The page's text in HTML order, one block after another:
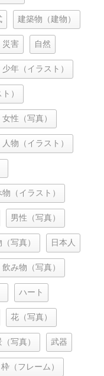
建築物（建物）
災害 自然
少年（イラスト）
）
女性（写真）
人物（イラスト）
（イラスト）
男性（写真）
写真） 日本人
飲み物（写真）
ハート
花（写真）
写真） 武器
枠（フレーム）